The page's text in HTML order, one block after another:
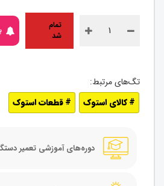
تمام
شد
کالای استوک قطعات استوک
دوره‌های آموزشی تعمیر